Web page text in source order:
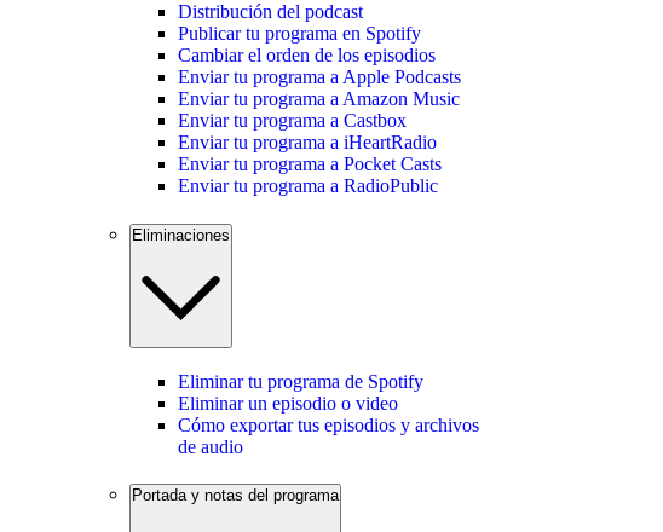
Distribución del podcast
Publicar tu programa en Spotify
Cambiar el orden de los episodios
Enviar tu programa a Apple Podcasts
Enviar tu programa a Amazon Music
Enviar tu programa a Castbox
Enviar tu programa a iHeartRadio
Enviar tu programa a Pocket Casts
Enviar tu programa a RadioPublic
Eliminaciones
Eliminar tu programa de Spotify
Eliminar un episodio o video
Cómo exportar tus episodios y archivos
de audio
Portada y notas del programa